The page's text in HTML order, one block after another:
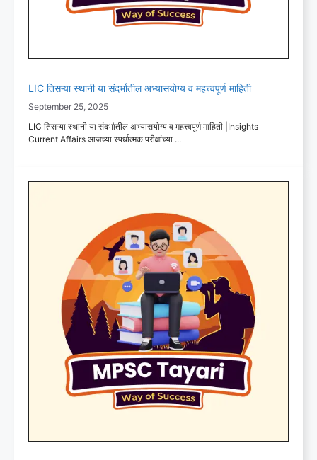
LIC तिसऱ्या स्थानी या संदर्भातील अभ्यासयोग्य व महत्त्वपूर्ण माहिती
September 25, 2025
LIC तिसऱ्या स्थानी या संदर्भातील अभ्यासयोग्य व महत्त्वपूर्ण माहिती |Insights
Current Affairs आजच्या स्पर्धात्मक परीक्षांच्या ...